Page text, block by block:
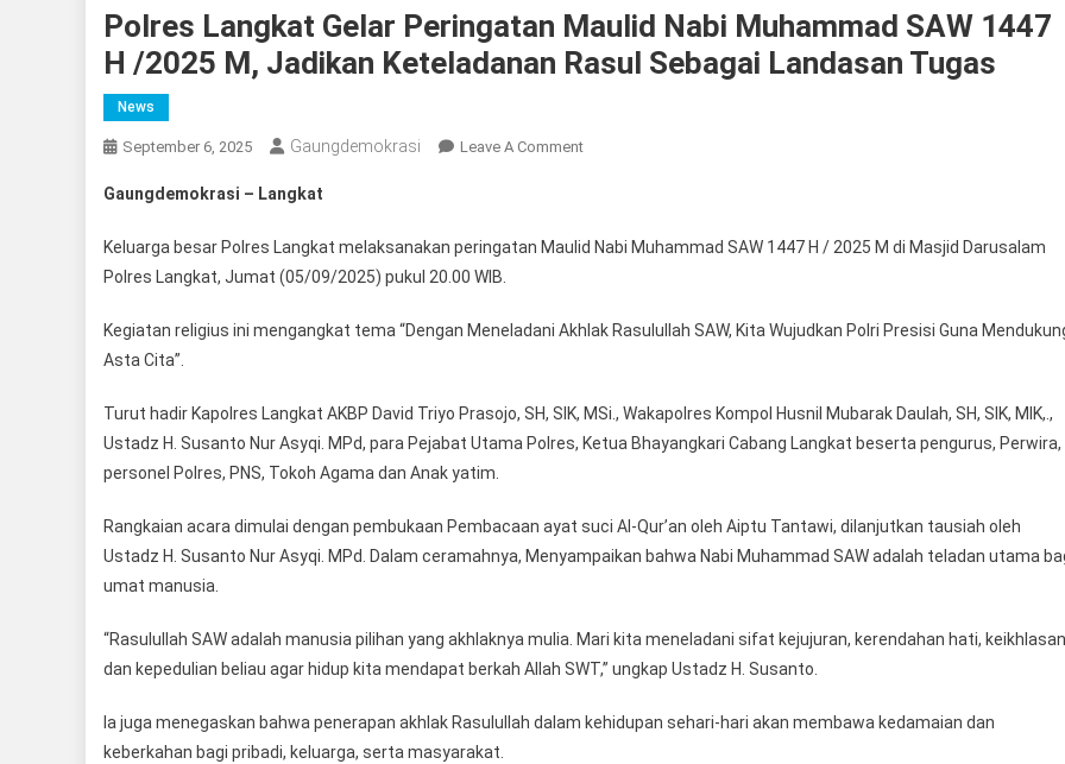
Polres Langkat Gelar Peringatan Maulid Nabi Muhammad SAW 1447
H /2025 M, Jadikan Keteladanan Rasul Sebagai Landasan Tugas
News
September 6, 2025 Gaungdemokrasi Leave A CommentOn
Peringatan
Muhammad
H
/2025
Keteladanan
Rasul
Tugas
Gaungdemokrasi – Langkat
Keluarga besar Polres Langkat melaksanakan peringatan Maulid Nabi Muhammad SAW 1447 H / 2025 M di Masjid Darusalam
Polres Langkat, Jumat (05/09/2025) pukul 20.00 WIB.
Kegiatan religius ini mengangkat tema “Dengan Meneladani Akhlak Rasulullah SAW, Kita Wujudkan Polri Presisi Guna
Asta Cita”.
Turut hadir Kapolres Langkat AKBP David Triyo Prasojo, SH, SIK, MSi., Wakapolres Kompol Husnil Mubarak Daulah, SH, SIK, MIK,.,
Ustadz H. Susanto Nur Asyqi. MPd, para Pejabat Utama Polres, Ketua Bhayangkari Cabang Langkat beserta pengurus, Perwira,
personel Polres, PNS, Tokoh Agama dan Anak yatim.
Rangkaian acara dimulai dengan pembukaan Pembacaan ayat suci Al-Qur’an oleh Aiptu Tantawi, dilanjutkan tausiah oleh
Ustadz H. Susanto Nur Asyqi. MPd. Dalam ceramahnya, Menyampaikan bahwa Nabi Muhammad SAW adalah teladan utama
umat manusia.
“Rasulullah SAW adalah manusia pilihan yang akhlaknya mulia. Mari kita meneladani sifat kejujuran, kerendahan hati,
dan kepedulian beliau agar hidup kita mendapat berkah Allah SWT,” ungkap Ustadz H. Susanto.
Ia juga menegaskan bahwa penerapan akhlak Rasulullah dalam kehidupan sehari-hari akan membawa kedamaian dan
keberkahan bagi pribadi, keluarga, serta masyarakat.